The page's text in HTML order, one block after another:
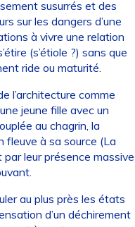
susurrés et des
sur les dangers d’une
à vivre une relation
(s’étiole ?) sans que
ride ou maturité.
l’architecture comme
jeune fille avec un
au chagrin, la
fleuve à sa source (La
leur présence massive
au plus près les états
d’un déchirement